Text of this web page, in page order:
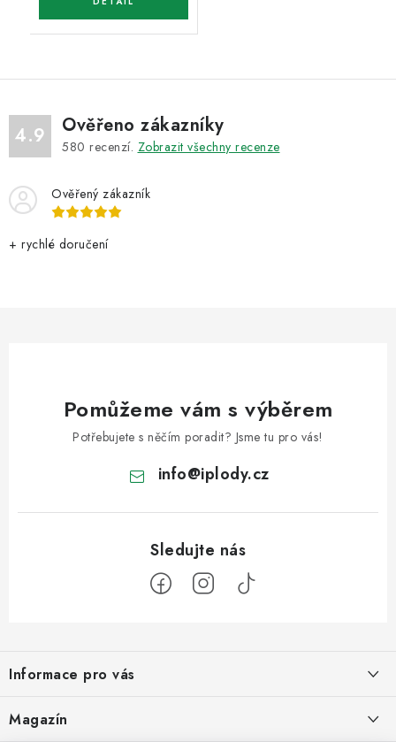
4.9 Ověřeno zákazníky
580 recenzí. Zobrazit všechny recenze
Ověřený zákazník
+ rychlé doručení
Pomůžeme vám s výběrem
Potřebujete s něčím poradit? Jsme tu pro vás!
info@iplody.cz
p
a
t
Informace pro vás
Doprava a platba
Magazín